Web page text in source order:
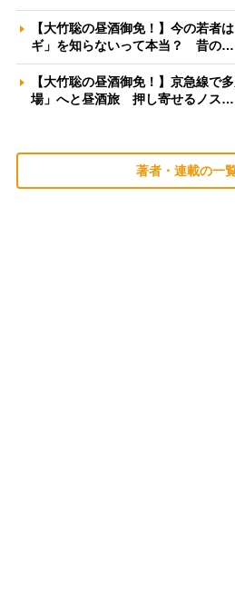
【大竹聡の昼酒御免！】今の若者
ギ」を知らないって本当？ 昔の…
【大竹聡の昼酒御免！】京急線で
場」へと昼酒旅 押し寄せるノス…
著者・連載の一